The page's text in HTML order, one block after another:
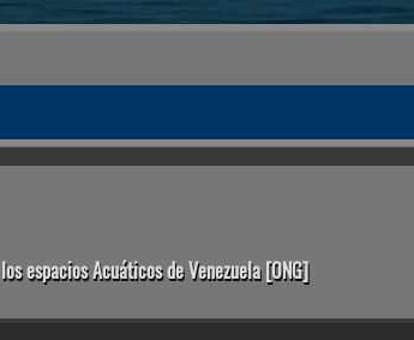
espacios Acuáticos de Venezuela [ONG]